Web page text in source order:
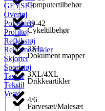
Computertilbehør
Cykeltilbehør
Dokument mapper
Drikkeartikler
Farvesæt/Malesæt
39-42
3XL
3XL/4XL
4/6
GEYSER
Overtøj
Poloshirts
Profiltøj
Reflekstøj
Reklameartikler
Skjorter
Sportstøj
Tasker
Tekstil
Veste